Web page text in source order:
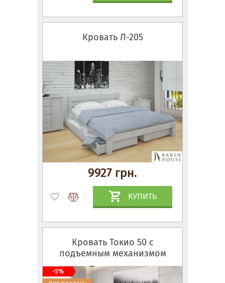
Кровать Л-205
9927 грн.
КУПИТЬ
Кровать Токио 50 с
подъемным механизмом
-5%